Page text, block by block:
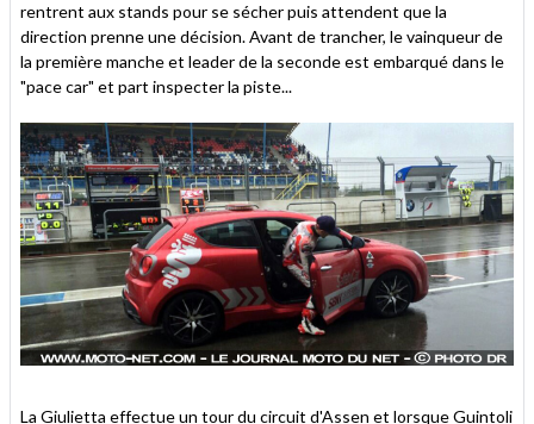
rentrent aux stands pour se sécher puis attendent que la
direction prenne une décision. Avant de trancher, le vainqueur de
la première manche et leader de la seconde est embarqué dans le
"pace car" et part inspecter la piste...
La Giulietta effectue un tour du circuit d'Assen et lorsque Guintoli